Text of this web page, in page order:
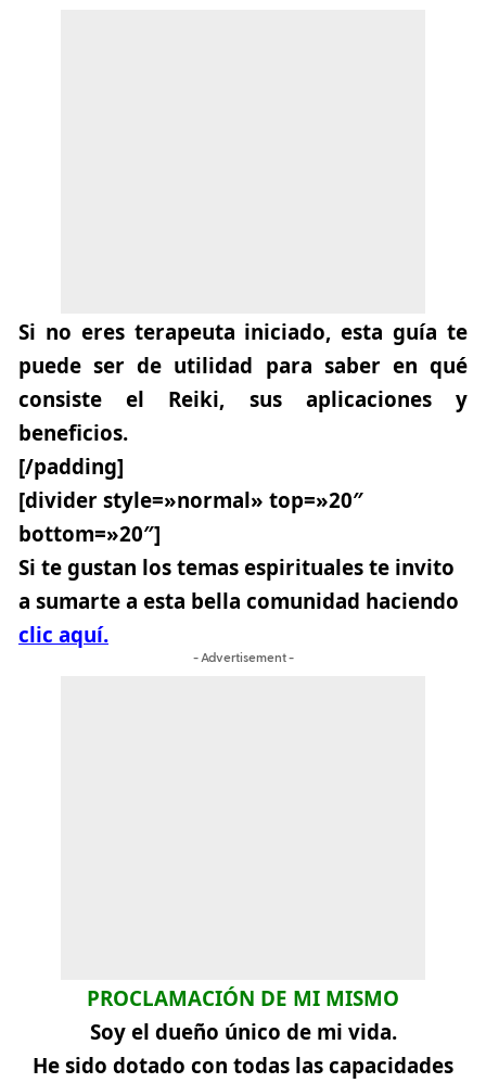
Si no eres terapeuta iniciado, esta guía te
puede ser de utilidad para saber en qué
consiste el Reiki, sus aplicaciones y
beneficios.
[/padding]
[divider style=»normal» top=»20″
bottom=»20″]
Si te gustan los temas espiritualeste invito
a sumarte a esta bella comunidad haciendo
clic aquí.
- Advertisement -
PROCLAMACIÓN DE MI MISMO
Soy el dueño único de mi vida.
He sido dotado con todas las capacidades